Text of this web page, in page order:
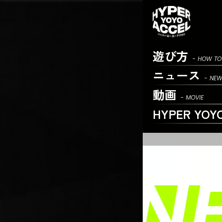
遊び方 - HOW
ニュース -
動画 - MOVIE
HYPER